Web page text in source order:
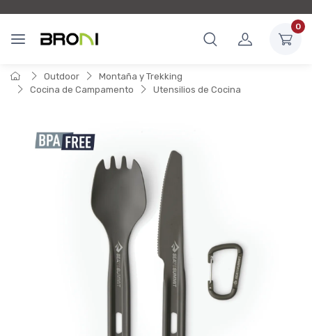
0
Outdoor
Montaña y Trekking
Cocina de Campamento
Utensilios de Cocina